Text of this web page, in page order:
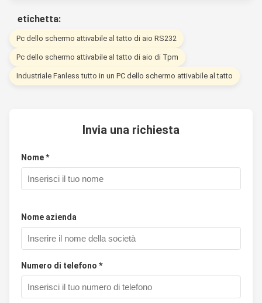
etichetta:
Pc dello schermo attivabile al tatto di aio RS232
Pc dello schermo attivabile al tatto di aio di Tpm
Industriale Fanless tutto in un PC dello schermo attivabile al tatto
Invia una richiesta
Nome *
Nome azienda
Numero di telefono *